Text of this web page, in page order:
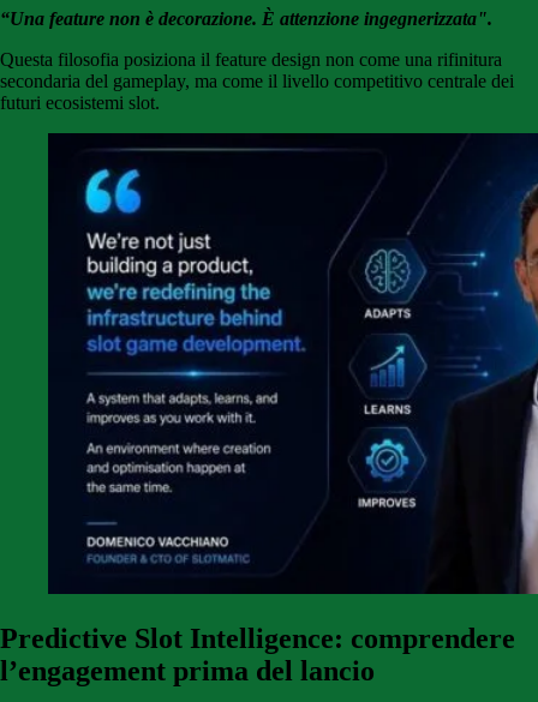
“Una feature non è decorazione. È attenzione ingegnerizzata".
Questa filosofia posiziona il feature design non come una rifinitura
secondaria del gameplay, ma come il livello competitivo centrale dei
futuri ecosistemi slot.
Predictive Slot Intelligence: comprendere
l’engagement prima del lancio